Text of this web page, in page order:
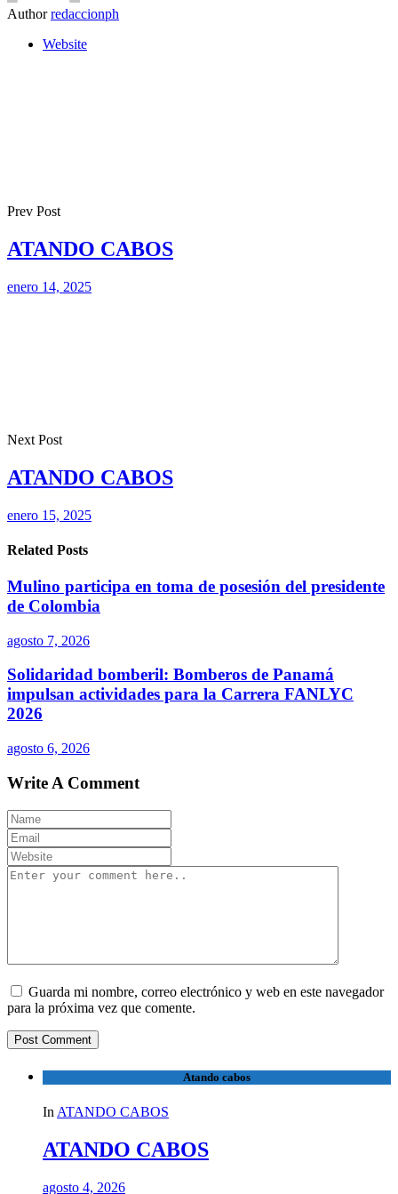
Author redaccionph
Website
Prev Post
ATANDO CABOS
enero 14, 2025
Next Post
ATANDO CABOS
enero 15, 2025
Related Posts
Mulino participa en toma de posesión del presidente
de Colombia
agosto 7, 2026
Solidaridad bomberil: Bomberos de Panamá
impulsan actividades para la Carrera FANLYC
2026
agosto 6, 2026
Write A Comment
Guarda mi nombre, correo electrónico y web en este navegador
para la próxima vez que comente.
Atando cabos
In ATANDO CABOS
ATANDO CABOS
agosto 4, 2026